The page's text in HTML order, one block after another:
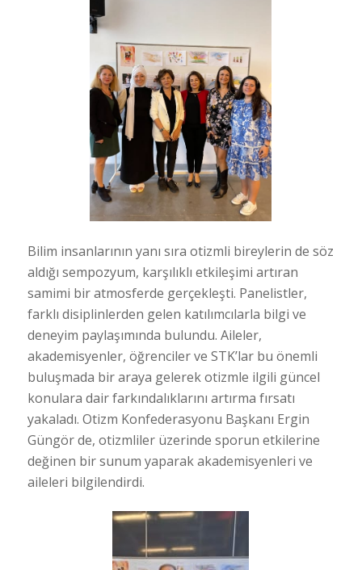
Bilim insanlarının yanı sıra otizmli bireylerin de söz
aldığı sempozyum, karşılıklı etkileşimi artıran
samimi bir atmosferde gerçekleşti. Panelistler,
farklı disiplinlerden gelen katılımcılarla bilgi ve
deneyim paylaşımında bulundu. Aileler,
akademisyenler, öğrenciler ve STK’lar bu önemli
buluşmada bir araya gelerek otizmle ilgili güncel
konulara dair farkındalıklarını artırma fırsatı
yakaladı. Otizm Konfederasyonu Başkanı Ergin
Güngör de, otizmliler üzerinde sporun etkilerine
değinen bir sunum yaparak akademisyenleri ve
aileleri bilgilendirdi.